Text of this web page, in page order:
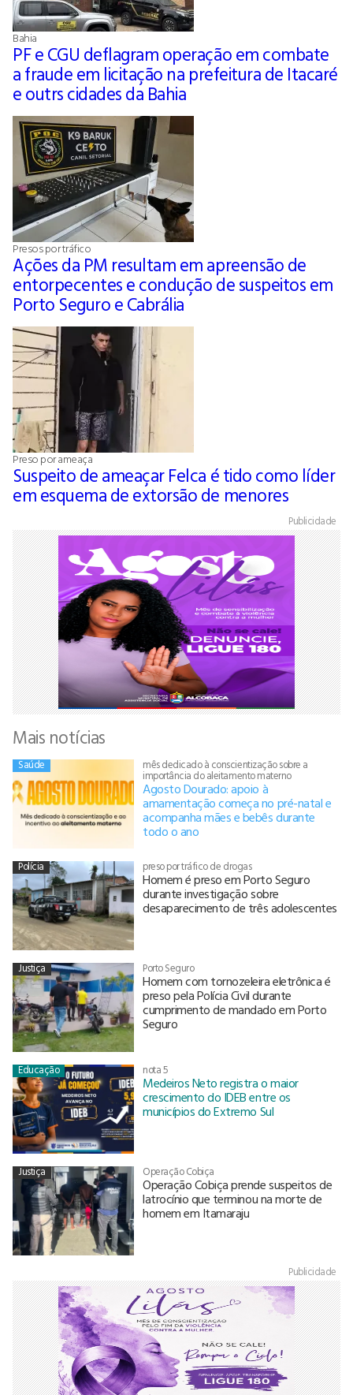
Bahia
PF e CGU deflagram operação em combate
a fraude em licitação na prefeitura de Itacaré
e outrs cidades da Bahia
Presos por tráfico
Ações da PM resultam em apreensão de
entorpecentes e condução de suspeitos em
Porto Seguro e Cabrália
Preso por ameaça
Suspeito de ameaçar Felca é tido como líder
em esquema de extorsão de menores
Publicidade
Mais notícias
Saúde mês dedicado à conscientização sobre a
importância do aleitamento materno
Agosto Dourado: apoio à
amamentação começa no pré-natal e
acompanha mães e bebês durante
todo o ano
Polícia preso por tráfico de drogas
Homem é preso em Porto Seguro
durante investigação sobre
desaparecimento de três adolescentes
Justiça Porto Seguro
Homem com tornozeleira eletrônica é
preso pela Polícia Civil durante
cumprimento de mandado em Porto
Seguro
Educação nota 5
Medeiros Neto registra o maior
crescimento do IDEB entre os
municípios do Extremo Sul
Justiça Operação Cobiça
Operação Cobiça prende suspeitos de
latrocínio que terminou na morte de
homem em Itamaraju
Publicidade